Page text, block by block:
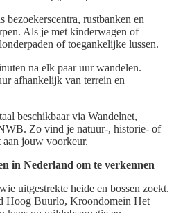
bezoekerscentra, rustbanken en
Als je met kinderwagen of
of toegankelijke lussen.
na elk paar uur wandelen.
afhankelijk van terrein en
beschikbaar via Wandelnet,
Zo vind je natuur-, historie- of
aan jouw voorkeur.
in Nederland om te verkennen
uitgestrekte heide en bossen zoekt.
Hoog Buurlo, Kroondomein Het